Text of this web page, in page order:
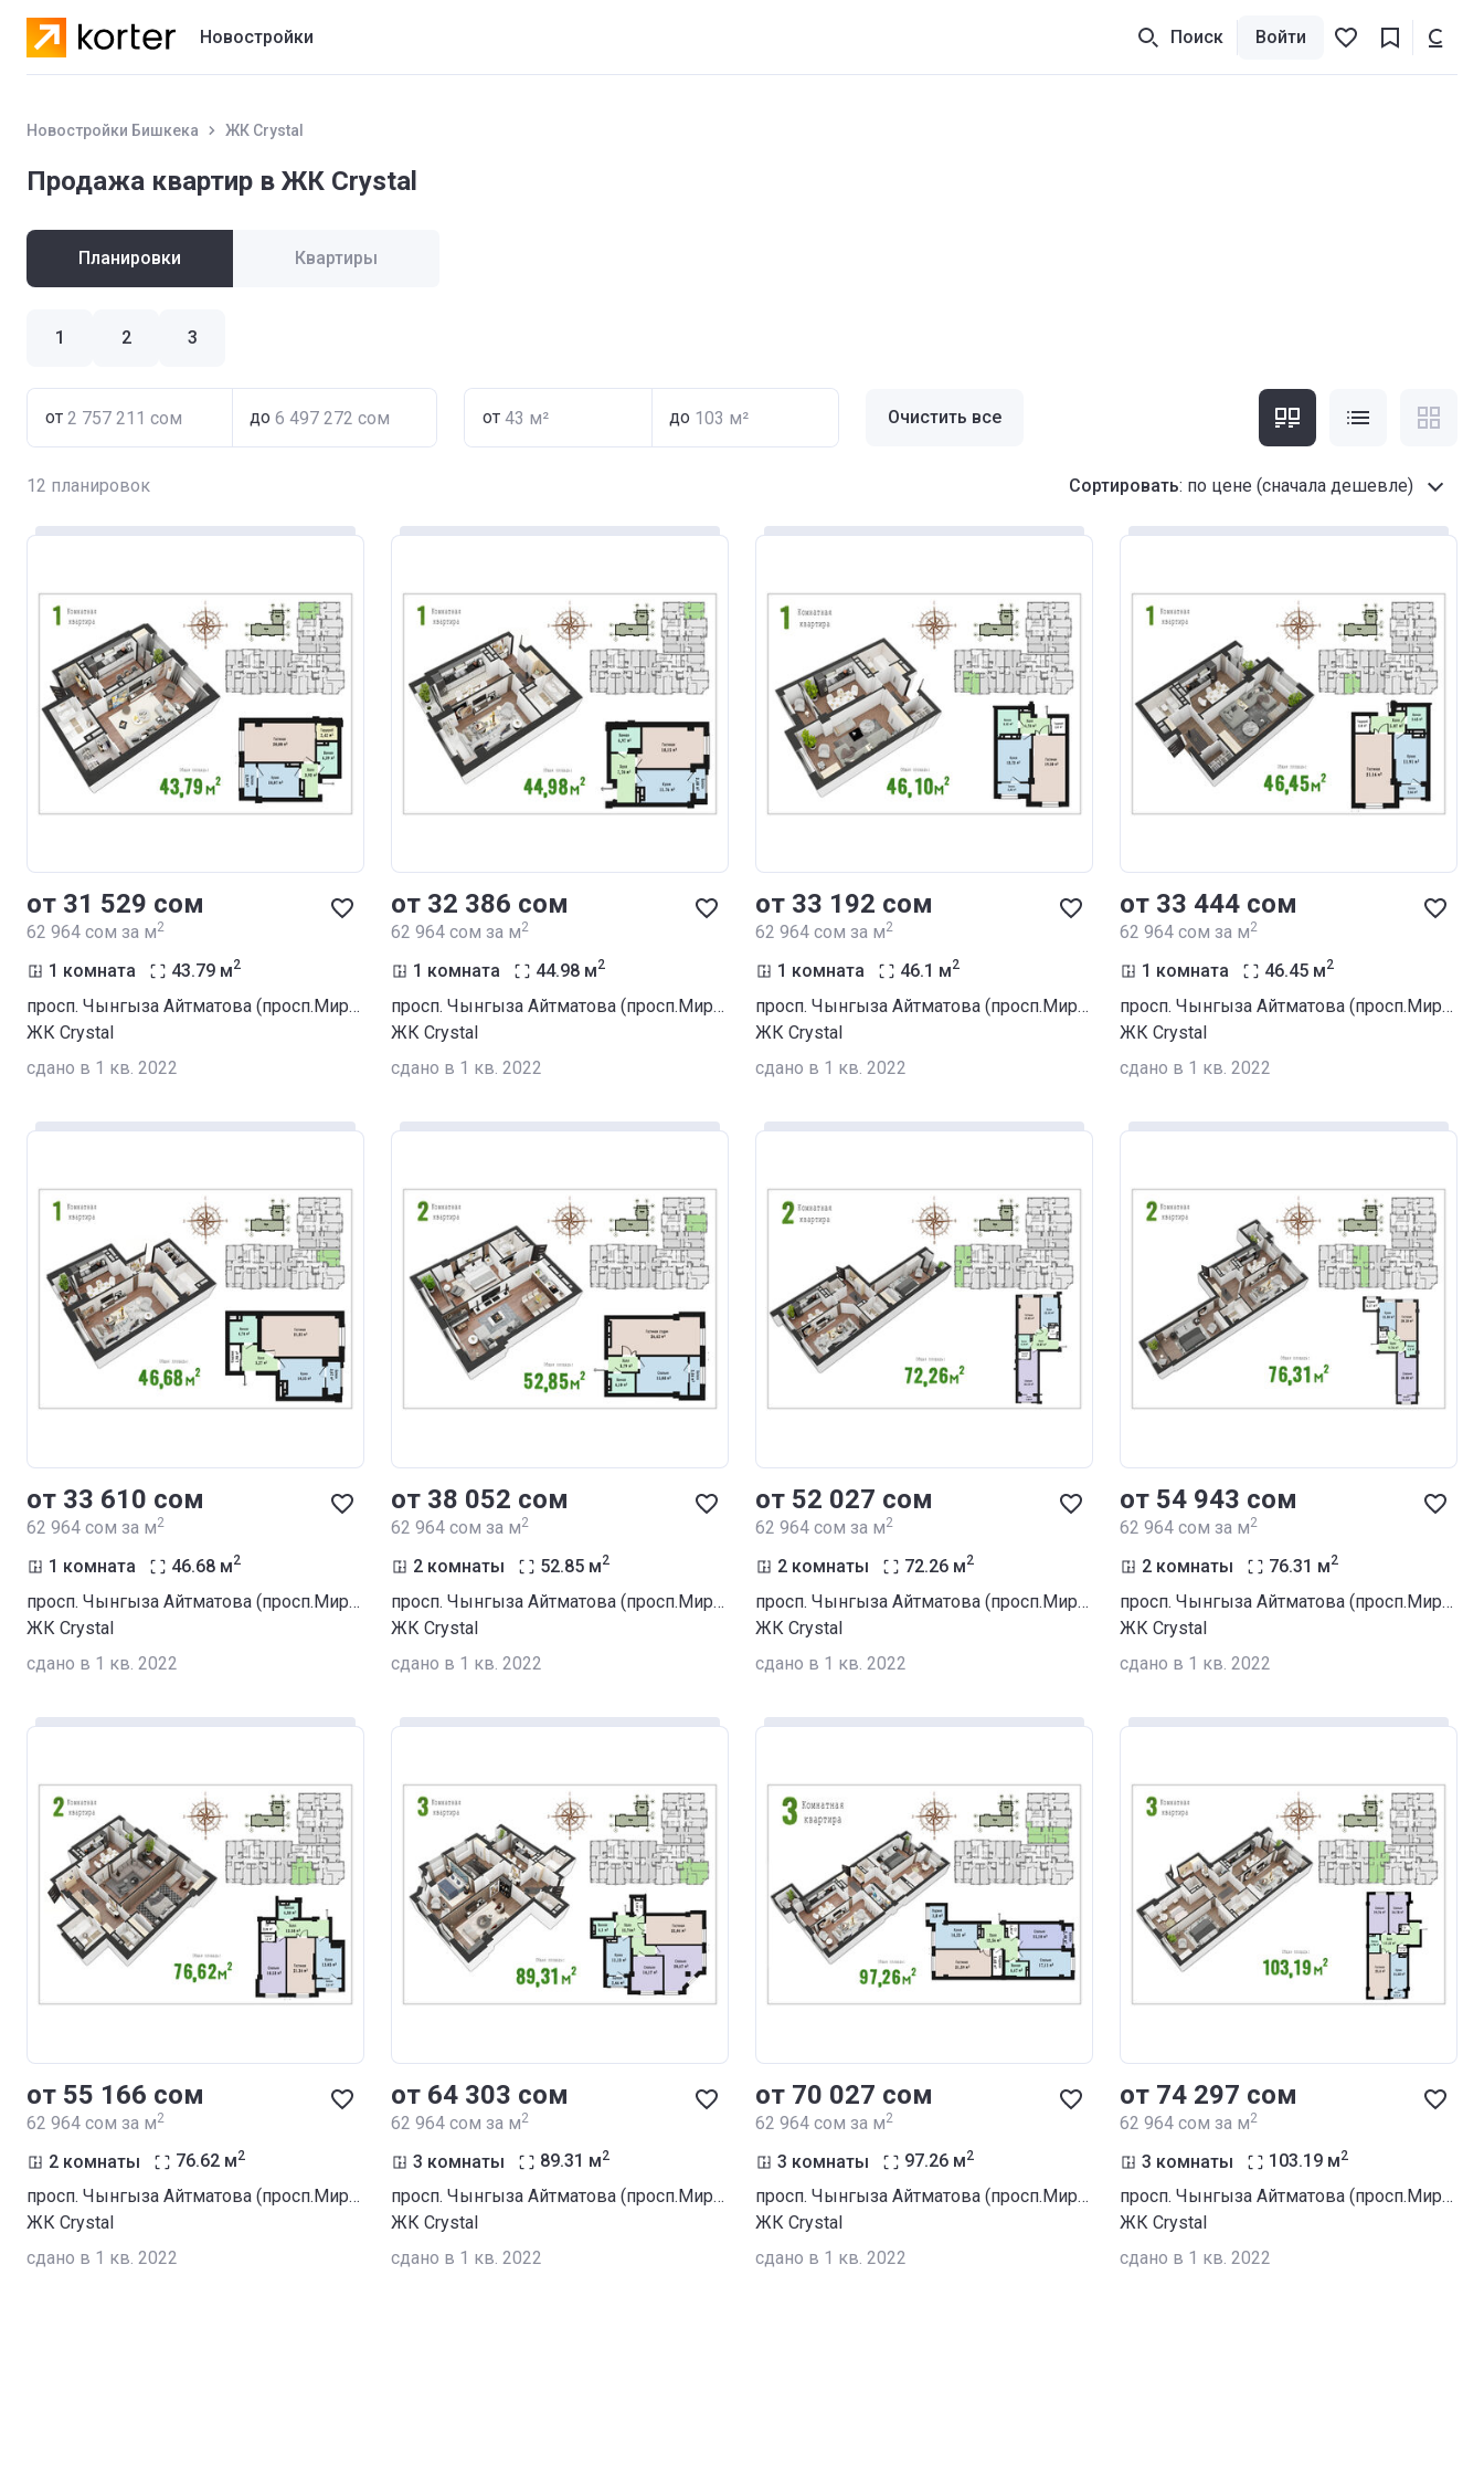
Новостройки
Жилые комплексы
Поиск Войти
Новостройки Бишкека ЖК Crystal
Продажа квартир в ЖК Crystal
Планировки Квартиры
1 2 3
от до от до Очистить все
12 планировок Сортировать: по цене (сначала дешевле)
от ‍31 529 сом
‍62 964 сом за м2
1 комната 43.79 м2
просп. Чынгыза Айтматова (просп.Мира) / ул. Сухомлинова
ЖК Crystal
сдано в 1 кв. 2022
от ‍32 386 сом
‍62 964 сом за м2
1 комната 44.98 м2
просп. Чынгыза Айтматова (просп.Мира) / ул. Сухомлинова
ЖК Crystal
сдано в 1 кв. 2022
от ‍33 192 сом
‍62 964 сом за м2
1 комната 46.1 м2
просп. Чынгыза Айтматова (просп.Мира) / ул. Сухомлинова
ЖК Crystal
сдано в 1 кв. 2022
от ‍33 444 сом
‍62 964 сом за м2
1 комната 46.45 м2
просп. Чынгыза Айтматова (просп.Мира) / ул. Сухомлинова
ЖК Crystal
сдано в 1 кв. 2022
от ‍33 610 сом
‍62 964 сом за м2
1 комната 46.68 м2
просп. Чынгыза Айтматова (просп.Мира) / ул. Сухомлинова
ЖК Crystal
сдано в 1 кв. 2022
от ‍38 052 сом
‍62 964 сом за м2
2 комнаты 52.85 м2
просп. Чынгыза Айтматова (просп.Мира) / ул. Сухомлинова
ЖК Crystal
сдано в 1 кв. 2022
от ‍52 027 сом
‍62 964 сом за м2
2 комнаты 72.26 м2
просп. Чынгыза Айтматова (просп.Мира) / ул. Сухомлинова
ЖК Crystal
сдано в 1 кв. 2022
от ‍54 943 сом
‍62 964 сом за м2
2 комнаты 76.31 м2
просп. Чынгыза Айтматова (просп.Мира) / ул. Сухомлинова
ЖК Crystal
сдано в 1 кв. 2022
от ‍55 166 сом
‍62 964 сом за м2
2 комнаты 76.62 м2
просп. Чынгыза Айтматова (просп.Мира) / ул. Сухомлинова
ЖК Crystal
сдано в 1 кв. 2022
от ‍64 303 сом
‍62 964 сом за м2
3 комнаты 89.31 м2
просп. Чынгыза Айтматова (просп.Мира) / ул. Сухомлинова
ЖК Crystal
сдано в 1 кв. 2022
от ‍70 027 сом
‍62 964 сом за м2
3 комнаты 97.26 м2
просп. Чынгыза Айтматова (просп.Мира) / ул. Сухомлинова
ЖК Crystal
сдано в 1 кв. 2022
от ‍74 297 сом
‍62 964 сом за м2
3 комнаты 103.19 м2
просп. Чынгыза Айтматова (просп.Мира) / ул. Сухомлинова
ЖК Crystal
сдано в 1 кв. 2022